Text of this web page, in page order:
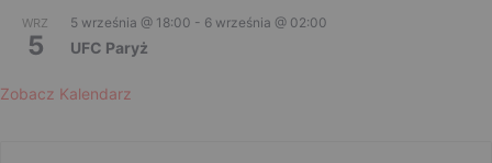
WRZ
5
5 września @ 18:00 - 6 września @ 02:00
UFC Paryż
Zobacz Kalendarz